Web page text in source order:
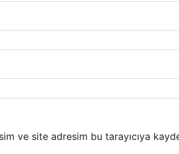
ve site adresim bu tarayıcıya